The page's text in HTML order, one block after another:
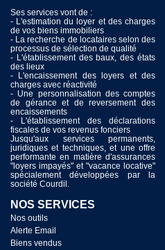
Ses services vont de :
- L'estimation du loyer et des charges
de vos biens immobiliers
- La recherche de locataires selon des
processus de sélection de qualité
- L'établissement des baux, des états
des lieux
- L'encaissement des loyers et des
charges avec réactivité
- Une personnalisation des comptes
de gérance et de reversement des
encaissements
- L'établissement des déclarations
fiscales de vos revenus fonciers
Jusqu'aux services permanents,
juridiques et techniques, et une offre
performante en matière d'assurances
"loyers impayés" et "vacance locative"
spécialement développées par la
société Courdil.
NOS SERVICES
Nos outils
Alerte Email
Biens vendus